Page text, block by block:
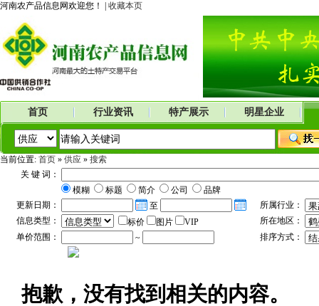
河南农产品信息网欢迎您！ | 收藏本页
首页 行业资讯 特产展示 明星企业
当前位置: 首页 » 供应 » 搜索
关 键 词：
模糊
标题 简介 公司
品牌
更新日期：
至
所属行业：
信息类型：
标价 图片 VIP
所在地区：
单价范围：
~ 排序方式：
抱歉，没有找到相关的内容。